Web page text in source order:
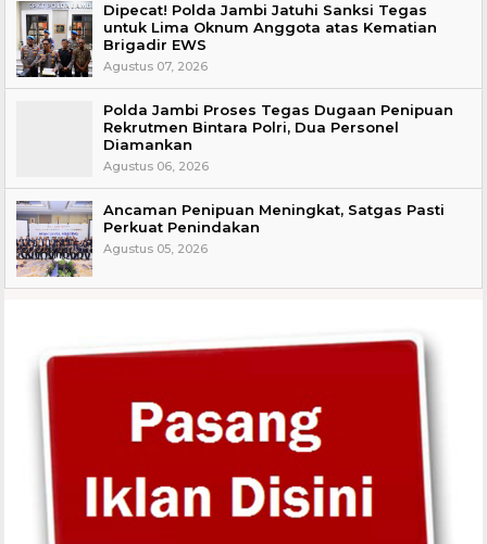
Dipecat! Polda Jambi Jatuhi Sanksi Tegas
untuk Lima Oknum Anggota atas Kematian
Brigadir EWS
Agustus 07, 2026
Polda Jambi Proses Tegas Dugaan Penipuan
Rekrutmen Bintara Polri, Dua Personel
Diamankan
Agustus 06, 2026
Ancaman Penipuan Meningkat, Satgas Pasti
Perkuat Penindakan
Agustus 05, 2026